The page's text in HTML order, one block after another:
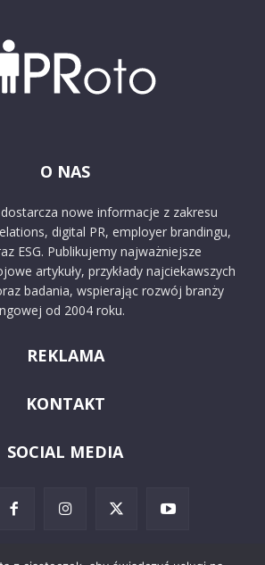
O NAS
nowe informacje z zakresu
digital PR, employer brandingu,
ESG. Publikujemy najważniejsze
artykuły, przykłady najciekawszych
badania, wspierając rozwój branży
od 2004 roku.
REKLAMA
KONTAKT
SOCIAL MEDIA